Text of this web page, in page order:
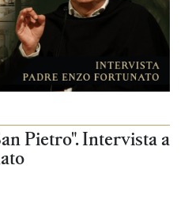
Pietro". Intervista a